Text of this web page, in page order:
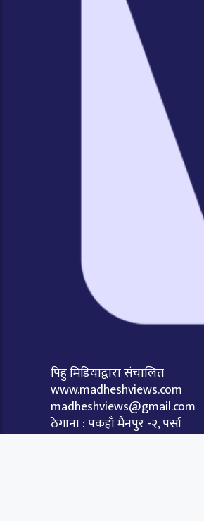
पिहु मिडियाद्वारा संचालित
www.madheshviews.com
madheshviews@gmail.com
ठेगाना : पकहाँ मैनपुर -२, पर्सा
कम्पनी दर्ता नं. ३०८९९३ /०७९/०८०